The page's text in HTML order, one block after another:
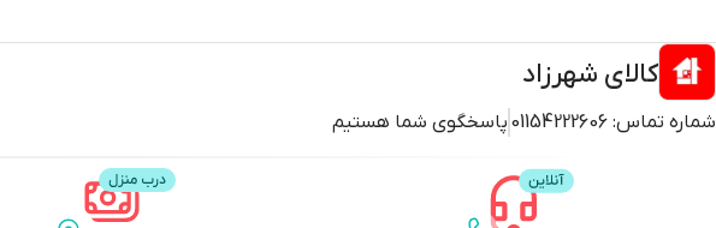
کالای شهرزاد
شماره تماس: 01154222606 پاسخگوی شما هستیم